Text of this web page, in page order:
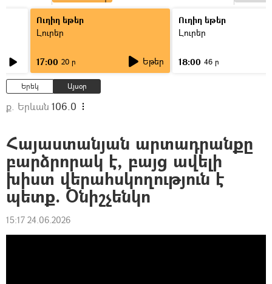
Ուղիղ եթեր
Լուրեր
17:00 20 ր Եթեր
Ուղիղ եթեր
Լուրեր
18:00 46 ր
Երեկ Այսօր
ք. Երևան 106.0
Հայաստանյան արտադրանքը
բարձրորակ է, բայց ավելի
խիստ վերահսկողություն է
պետք. Օնիշչենկո
15:17 24.06.2026